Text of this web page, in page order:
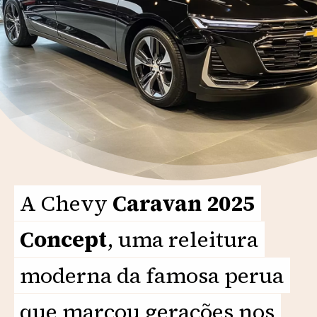
A Chevy Caravan 2025
Concept, uma releitura
moderna da famosa perua
A Chevy Caravan 2025
Concept, uma releitura
moderna da famosa perua